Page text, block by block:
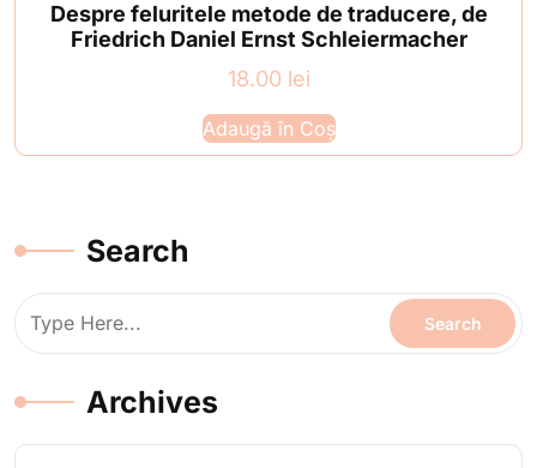
Despre feluritele metode de traducere, de
Friedrich Daniel Ernst Schleiermacher
18.00 lei
Adaugă în Coș
Search
Archives